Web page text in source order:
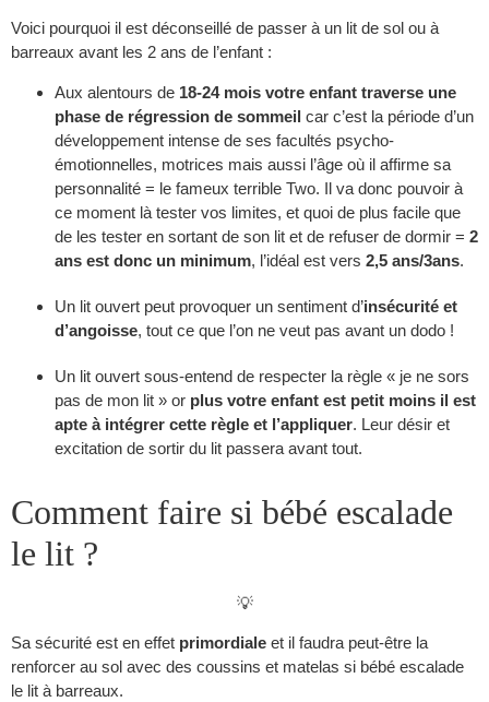
Voici pourquoi il est déconseillé de passer à un lit de sol ou à
barreaux avant les 2 ans de l’enfant :
Aux alentours de 18-24 mois votre enfant traverse une
phase de régression de sommeil car c’est la période d’un
développement intense de ses facultés psycho-
émotionnelles, motrices mais aussi l’âge où il affirme sa
personnalité = le fameux terrible Two. Il va donc pouvoir à
ce moment là tester vos limites, et quoi de plus facile que
de les tester en sortant de son lit et de refuser de dormir = 2
ans est donc un minimum, l’idéal est vers 2,5 ans/3ans.
Un lit ouvert peut provoquer un sentiment d’insécurité et
d’angoisse, tout ce que l’on ne veut pas avant un dodo !
Un lit ouvert sous-entend de respecter la règle « je ne sors
pas de mon lit » or plus votre enfant est petit moins il est
apte à intégrer cette règle et l’appliquer. Leur désir et
excitation de sortir du lit passera avant tout.
Comment faire si bébé escalade
le lit ?
💡
Sa sécurité est en effet primordiale et il faudra peut-être la
renforcer au sol avec des coussins et matelas si bébé escalade
le lit à barreaux.